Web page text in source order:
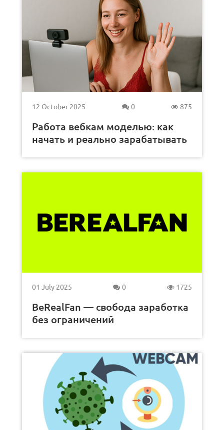
12 October 2025 0 875
Работа вебкам моделью: как
начать и реально зарабатывать
01 July 2025 0 1725
BeRealFan — свобода заработка
без ограничений